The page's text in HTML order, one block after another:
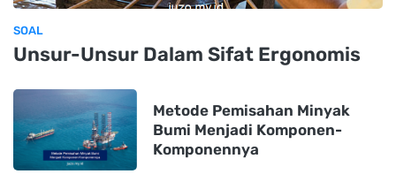
SOAL
Unsur-Unsur Dalam Sifat Ergonomis
Metode Pemisahan Minyak
Bumi Menjadi Komponen-
Komponennya